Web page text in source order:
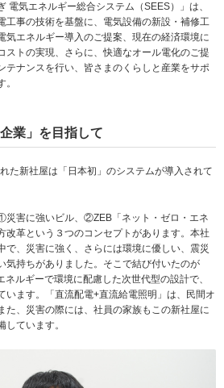
電気エネルギー総合システム（SEES）」は、
工事の技術を基盤に、電気設備の新設・補修工
気エネルギー導入のご提案、現在の経済環境に
ストの実現、さらに、快適なオール電化のご提
テナンスを行い、皆さまのくらしと産業をサポ
業」を目指して
た新社屋は「日本初」のシステムが導入されて
害に強いビル、②ZEB「ネット・ゼロ・エネ
革という３つのコンセプトがあります。本社
で、災害に強く、さらには環境に優しい、震災
気持ちがありました。そこで結び付いたのが
ルギーで環境に配慮した次世代型の設計で、
います。「直流配電+直流給電照明」は、民間オ
た、災害の際には、社員の家族もこの新社屋に
ています。